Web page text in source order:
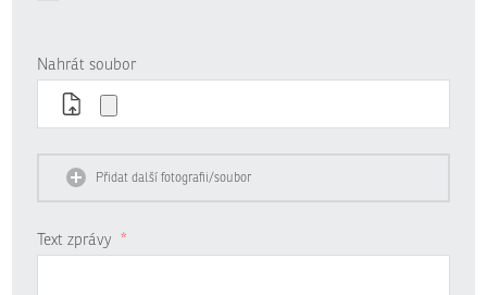
Nahrát soubor
Přidat další fotografii/soubor
Text zprávy *